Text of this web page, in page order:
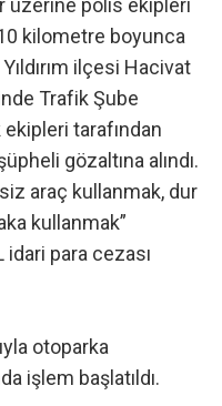
üzerine polis ekipleri
kilometre boyunca
ilçesi Hacivat
Trafik Şube
ekipleri tarafından
gözaltına alındı.
araç kullanmak, dur
kullanmak”
para cezası
otoparka
işlem başlatıldı.